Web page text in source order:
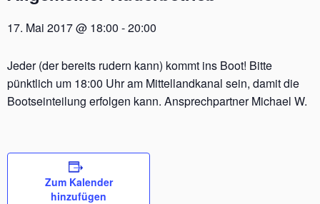
17. Mai 2017 @ 18:00 -20:00
Jeder (der bereits rudern kann) kommt ins Boot! Bitte
pünktlich um 18:00 Uhr am Mittellandkanal sein, damit die
Bootseinteilung erfolgen kann. Ansprechpartner Michael W.
Zum Kalender
hinzufügen